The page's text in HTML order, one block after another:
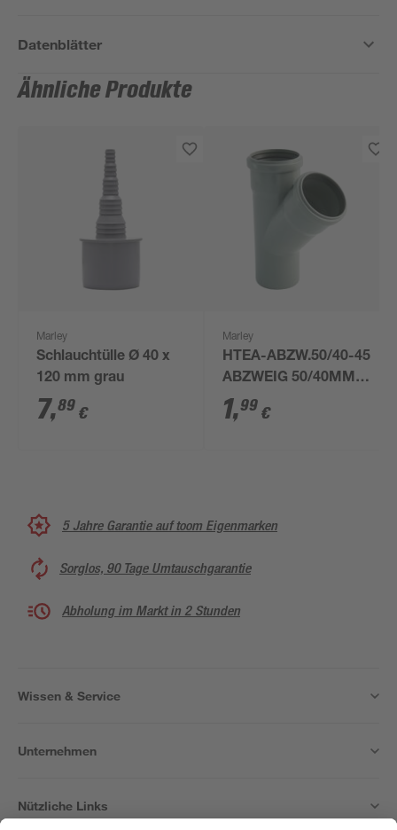
Datenblätter
Ähnliche Produkte
Marley
Schlauchtülle Ø 40 x
120 mm grau
7,89 €
Marley
HTEA-ABZW.50/40-45
ABZWEIG 50/40MM-
45°
1,99 €
5 Jahre Garantie auf toom Eigenmarken
Sorglos, 90 Tage Umtauschgarantie
Abholung im Markt in 2 Stunden
Wissen & Service
Unternehmen
Nützliche Links